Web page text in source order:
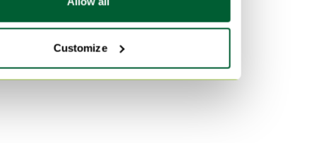
Customize
Zwart Kasten